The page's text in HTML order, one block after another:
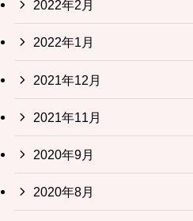
2022年2月
2022年1月
2021年12月
2021年11月
2020年9月
2020年8月